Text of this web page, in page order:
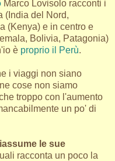
Marco Lovisolo racconti i
(India del Nord,
(Kenya) e in centro e
Bolivia, Patagonia)
è proprio il Perù.
i viaggi non siano
cose non siamo
troppo con l'aumento
un po' di
le sue
racconta un poco la